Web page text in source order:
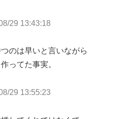
29 13:43:18
のは早いと言いながら
ってた事実。
29 13:55:23